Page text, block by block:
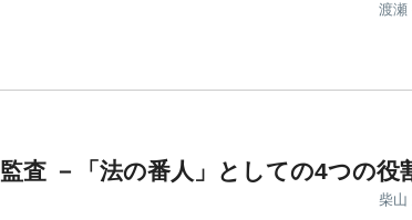
渡瀬
監査 －「法の番人」としての4つの役
柴山